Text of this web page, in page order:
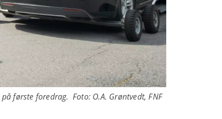
første foredrag. Foto: O.A. Grøntvedt, FNF